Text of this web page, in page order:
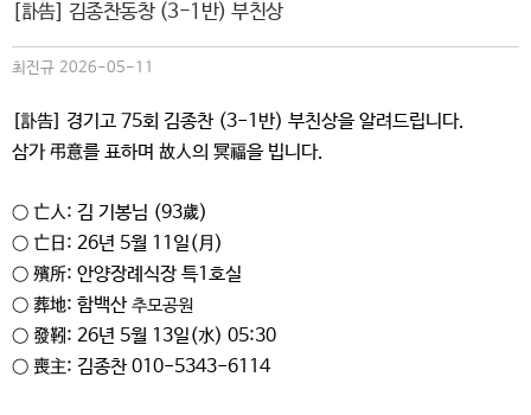
[訃告] 김종찬동창 (3-1반) 부친상
최진규 2026-05-11
[訃告] 경기고 75회 김종찬 (3-1반) 부친상을 알려드립니다.
삼가 弔意를 표하며 故人의 冥福을 빕니다.
○ 亡人: 김 기봉님 (93歲)
○ 亡日: 26년 5월 11일(月)
○ 殯所: 안양장례식장 특1호실
○ 葬地: 함백산추모공원
○ 發靷: 26년 5월 13일(水) 05:30
○ 喪主: 김종찬 010-5343-6114